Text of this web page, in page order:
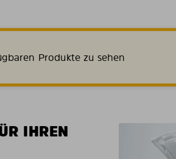
Produkte zu sehen
IHREN